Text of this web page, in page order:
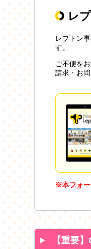
レ
レプトン
す。
ご不便を
請求・お
※本フォー
【重要